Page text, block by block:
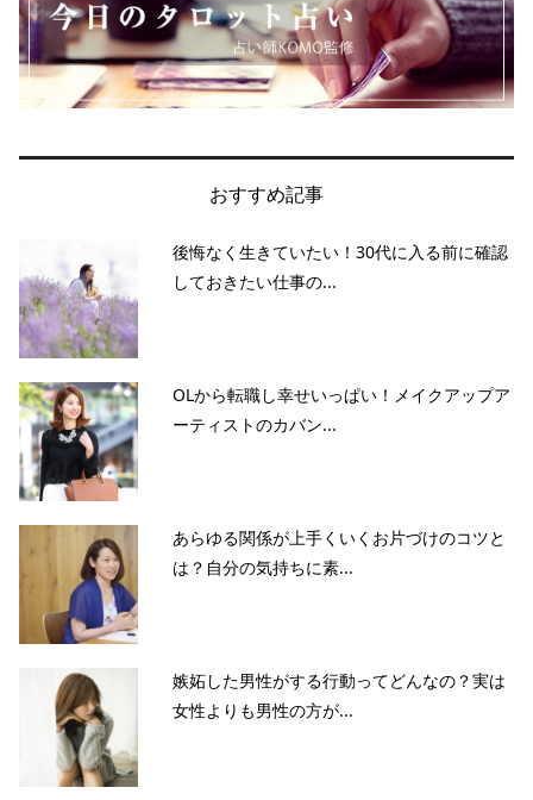
おすすめ記事
後悔なく生きていたい！30代に入る前に確認
しておきたい仕事の...
OLから転職し幸せいっぱい！メイクアップア
ーティストのカバン...
あらゆる関係が上手くいくお片づけのコツと
は？自分の気持ちに素...
嫉妬した男性がする行動ってどんなの？実は
女性よりも男性の方が...